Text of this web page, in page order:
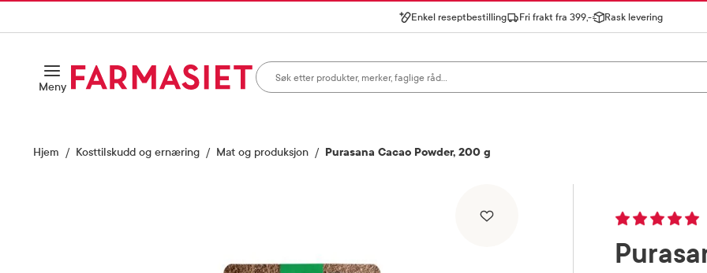
Enkel reseptbestilling Fri frakt fra 399,- Rask levering
INNHOLD
MenyÅpne
Søk i apotek
Hjem Kosttilskudd og ernæring Mat og produksjon Purasana Cacao Powder, 200 g